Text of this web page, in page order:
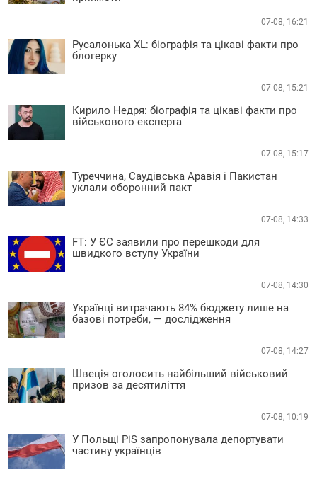
07-08, 16:21
Русалонька XL: біографія та цікаві факти про
блогерку
07-08, 15:21
Кирило Недря: біографія та цікаві факти про
військового експерта
07-08, 15:17
Туреччина, Саудівська Аравія і Пакистан
уклали оборонний пакт
07-08, 14:33
FT: У ЄС заявили про перешкоди для
швидкого вступу України
07-08, 14:30
Українці витрачають 84% бюджету лише на
базові потреби, — дослідження
07-08, 14:27
Швеція оголосить найбільший військовий
призов за десятиліття
07-08, 10:19
У Польщі PiS запропонувала депортувати
частину українців